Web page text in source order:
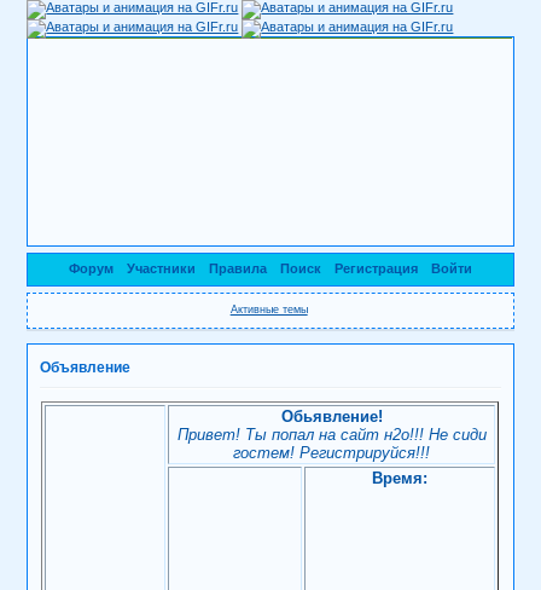
Форум Участники Правила Поиск Регистрация Войти
Активные темы
Объявление
Обьявление!
Привет! Ты попал на сайт н2о!!! Не сиди
гостем! Регистрируйся!!!
Время: